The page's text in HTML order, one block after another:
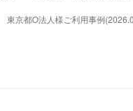
京都O法人様ご利用事例